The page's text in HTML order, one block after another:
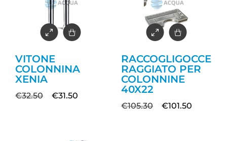
VITONE
COLONNINA
XENIA
€32.50 €31.50
RACCOGLIGOCCE
RAGGIATO PER
COLONNINE
40X22
€105.30 €101.50